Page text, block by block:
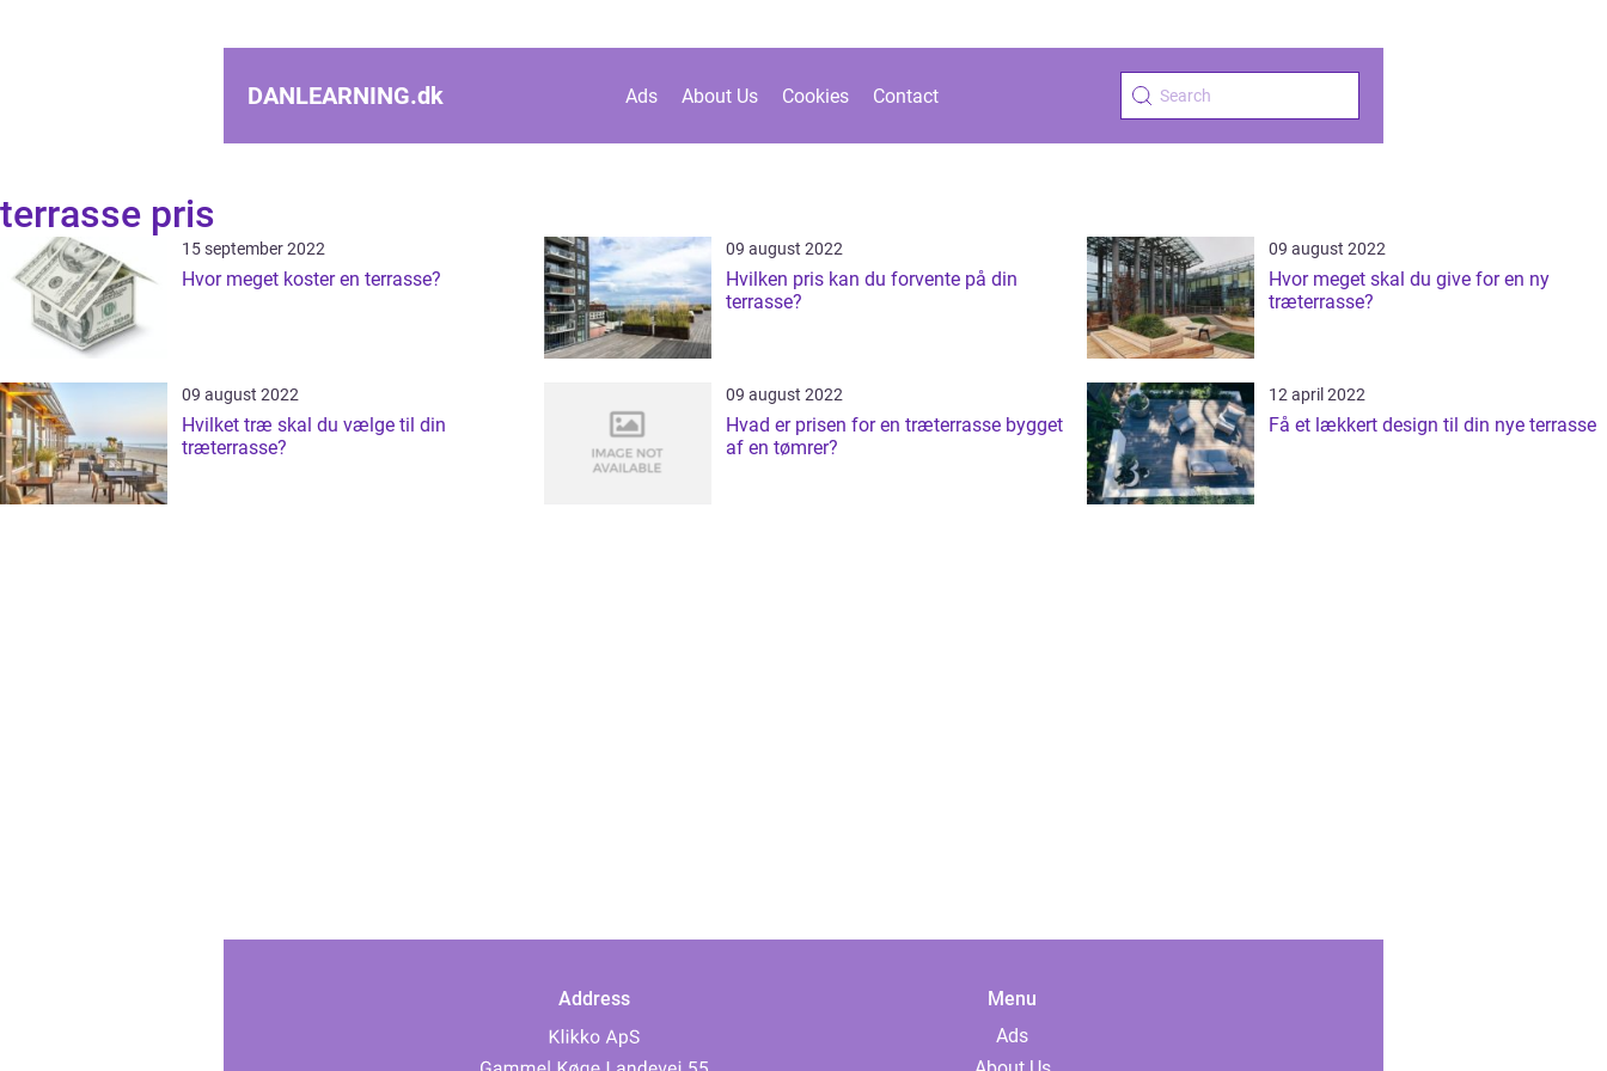
DANLEARNING.dk Ads About Us Cookies Contact
terrasse pris
15 september 2022
Hvor meget koster en terrasse?
09 august 2022
Hvilken pris kan du forvente på din
terrasse?
09 august 2022
Hvor meget skal du give for en ny
træterrasse?
09 august 2022
Hvilket træ skal du vælge til din
træterrasse?
09 august 2022
Hvad er prisen for en træterrasse bygget
af en tømrer?
12 april 2022
Få et lækkert design til din nye terrasse
Address
Menu
Ads